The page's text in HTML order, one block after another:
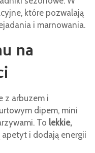
które pozwalają
i marnowania.
na
z arbuzem i
dipem, mini
To lekkie,
apetyt i dodają energii